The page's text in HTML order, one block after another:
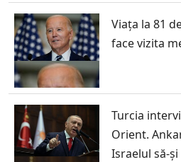
Viața la 81
face vizita
Turcia
Orient.
Israelul să-